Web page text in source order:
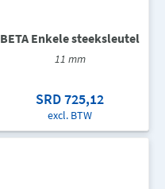
BETA Enkele steeksleutel
11 mm
SRD 725,12
excl. BTW